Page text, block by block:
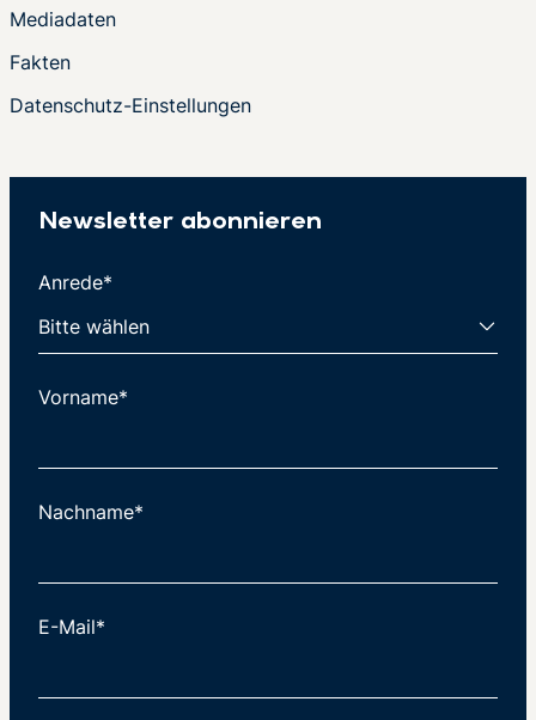
Mediadaten
Fakten
Datenschutz-Einstellungen
Newsletter abonnieren
Anrede*
Vorname*
Nachname*
E-Mail*